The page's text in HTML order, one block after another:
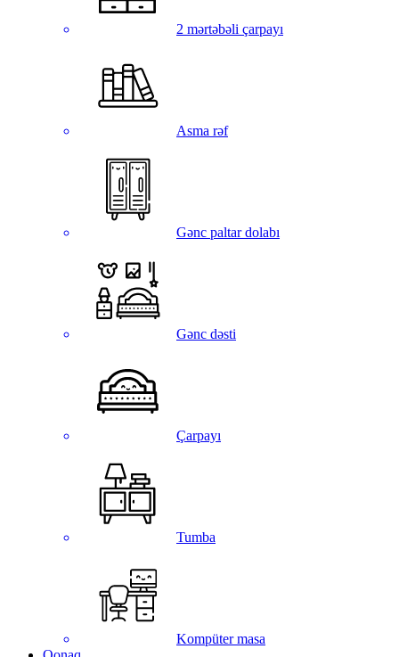
2 mərtəbəli çarpayı
Asma rəf
Gənc paltar dolabı
Gənc dəsti
Çarpayı
Tumba
Kompüter masa